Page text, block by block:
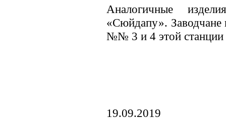
Аналогичные
«Сюйдапу». Заводчане
№№ 3 и 4 этой станции
19.09.2019